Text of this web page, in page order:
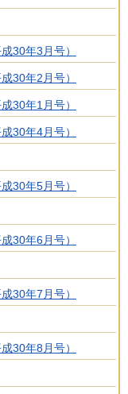
30年3月号）
30年2月号）
30年1月号）
30年4月号）
30年5月号）
30年6月号）
30年7月号）
30年8月号）